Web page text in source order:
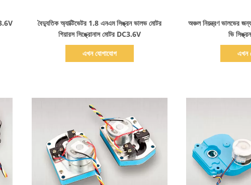
বৈদ্যুতিক অ্যাক্টিভেটর 1.8 এনএম সিঙ্ক্রন ভালভ মোটর
গিয়ারস সিঙ্ক্রোনাস মোটর DC3.6V
এখন যোগাযোগ
অঞ্চল নিয়ন্ত্রণ ভালভের
ভি
এখন